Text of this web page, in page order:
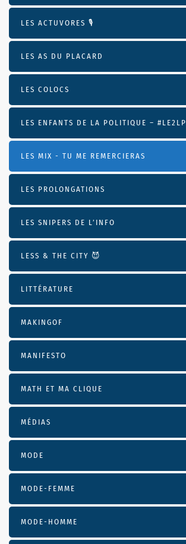
LES ACTUVORES 🎙
LES AS DU PLACARD
LES COLOCS
LES ENFANTS DE LA POLITIQUE – #LE2LP
LES MIX - TU ME REMERCIERAS
LES PROLONGATIONS
LES SNIPERS DE L’INFO
LESS & THE CITY 😈
LITTÉRATURE
MAKINGOF
MANIFESTO
MATH ET MA CLIQUE
MÉDIAS
MODE
MODE-FEMME
MODE-HOMME